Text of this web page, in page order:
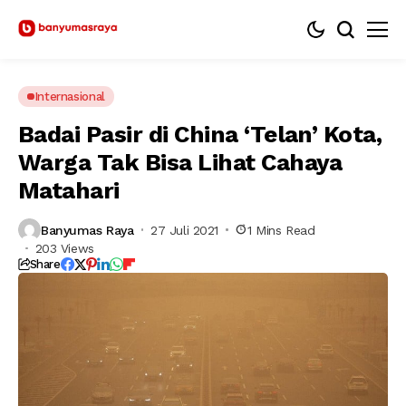
Internasional
Badai Pasir di China ‘Telan’ Kota,
Warga Tak Bisa Lihat Cahaya
Matahari
Banyumas Raya 27 Juli 2021
1 Mins Read
203 Views
Share